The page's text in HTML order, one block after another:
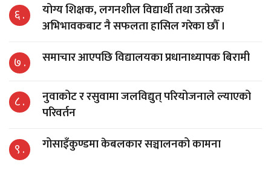
६ .
योग्य शिक्षक, लगनशील विद्यार्थी तथा उत्प्रेरक
अभिभावकबाट नै सफलता हासिल गरेका छौँ ।
७ . समाचार आएपछि विद्यालयका प्रधानाध्यापक बिरामी
८ .
नुवाकोट र रसुवामा जलविद्युत् परियोजनाले ल्याएको
परिवर्तन
९ . गोसाइँकुण्डमा केबलकार सञ्चालनको कामना